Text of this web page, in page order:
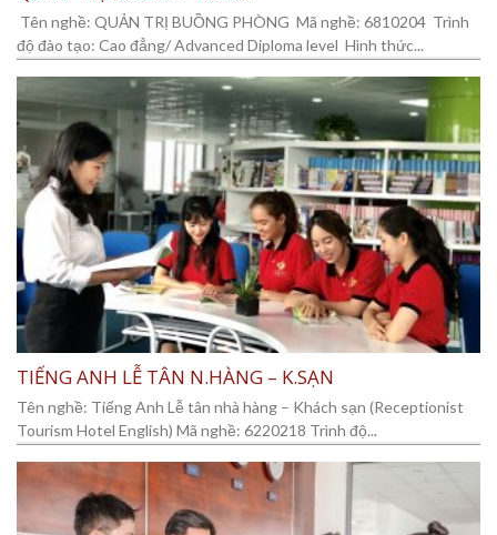
Tên nghề: QUẢN TRỊ BUỒNG PHÒNG Mã nghề: 6810204 Trình
độ đào tạo: Cao đẳng/ Advanced Diploma level Hình thức...
TIẾNG ANH LỄ TÂN N.HÀNG – K.SẠN
Tên nghề: Tiếng Anh Lễ tân nhà hàng – Khách sạn (Receptionist
Tourism Hotel English) Mã nghề: 6220218 Trình độ...